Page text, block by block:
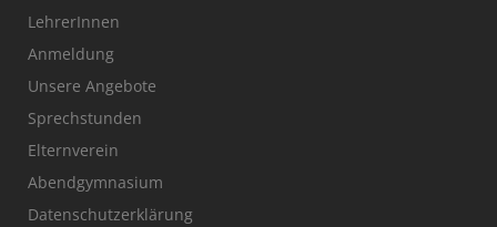
LehrerInnen
Anmeldung
Unsere Angebote
Sprechstunden
Elternverein
Abendgymnasium
Datenschutzerklärung